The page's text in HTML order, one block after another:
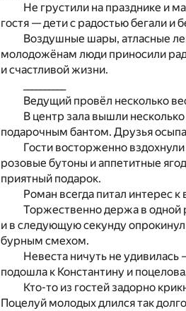
Не грустили на празднике и
гостя — дети с радостью бегали и
Воздушные шары, атласные
молодожёнам люди приносили
и счастливой жизни.
Ведущий провёл несколько
В центр зала вышли
подарочным бантом. Друзья
Гости восторженно
розовые бутоны и аппетитные
приятный подарок.
Роман всегда питал интерес
Торжественно держа в одной
и в следующую секунду
бурным смехом.
Невеста ничуть не
подошла к Константину и
Кто-то из гостей задорно
Поцелуй молодых длился так